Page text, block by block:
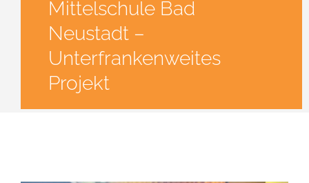
Mittelschule Bad
Neustadt –
Unterfrankenweites
Projekt